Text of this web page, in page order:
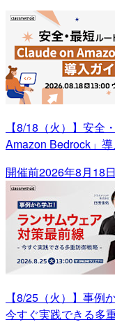
【8/18（火）】安全
Amazon Bedrock」
開催前2026年8月18
【8/25（火）】事例
今すぐ実践できる多